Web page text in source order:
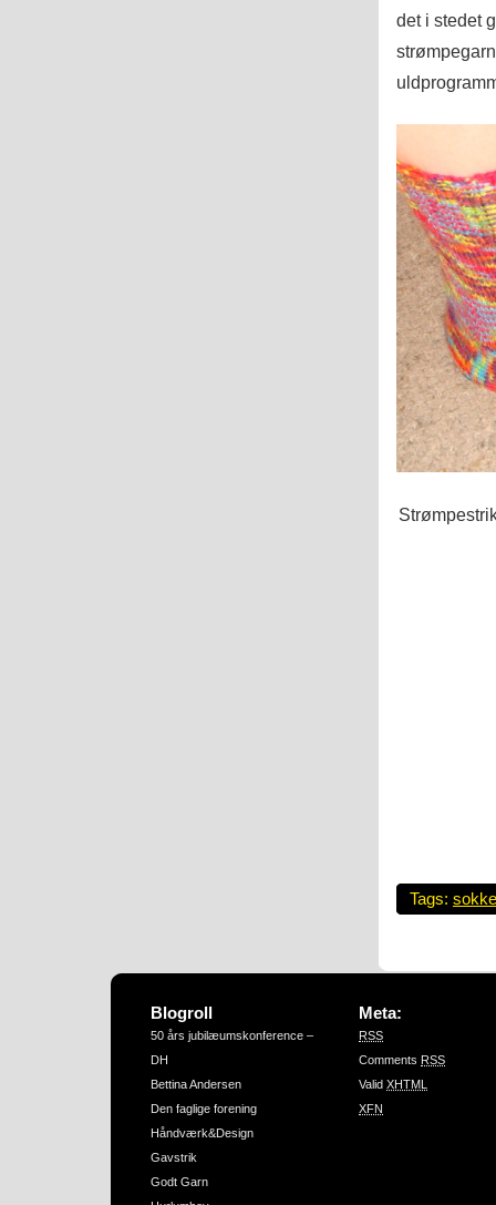
det i stedet
Tags:
Blogroll
50 års jubilæumskonference –
DH
Bettina Andersen
Den faglige forening
Håndværk&Design
Gavstrik
Godt Garn
Meta:
RSS
Comments RSS
Valid XHTML
XFN